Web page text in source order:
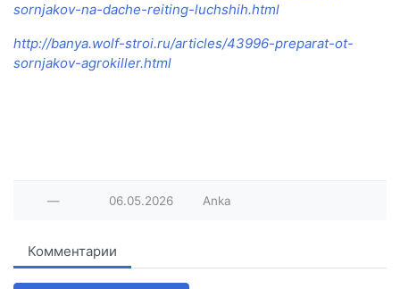
sornjakov-na-dache-reiting-luchshih.html
http://banya.wolf-stroi.ru/articles/43996-preparat-ot-
sornjakov-agrokiller.html
— 06.05.2026 Anka
Комментарии